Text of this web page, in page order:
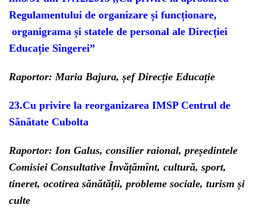
Regulamentului de organizare și funcționare,
organigrama și statele de personal ale Direcției
Educație Sîngerei”
Raportor: Maria Bajura, șef Direcție Educație
23.Cu privire la reorganizarea IMSP Centrul de
Sănătate Cubolta
Raportor: Ion Galus, consilier raional, președintele
Comisiei Consultative Învățămînt, cultură, sport,
tineret, ocotirea sănătății, probleme sociale, turism și
culte